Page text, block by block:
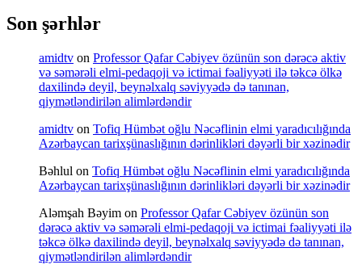
Son şərhlər
amidtv on Professor Qafar Cəbiyev özünün son dərəcə aktiv
və səmərəli elmi-pedaqoji və ictimai fəaliyyəti ilə təkcə ölkə
daxilində deyil, beynəlxalq səviyyədə də tanınan,
qiymətləndirilən alimlərdəndir
amidtv on Tofiq Hümbət oğlu Nəcəflinin elmi yaradıcılığında
Azərbaycan tarixşünaslığının dərinlikləri dəyərli bir xəzinədir
Bəhlul on Tofiq Hümbət oğlu Nəcəflinin elmi yaradıcılığında
Azərbaycan tarixşünaslığının dərinlikləri dəyərli bir xəzinədir
Aləmşah Bəyim on Professor Qafar Cəbiyev özünün son
dərəcə aktiv və səmərəli elmi-pedaqoji və ictimai fəaliyyəti ilə
təkcə ölkə daxilində deyil, beynəlxalq səviyyədə də tanınan,
qiymətləndirilən alimlərdəndir